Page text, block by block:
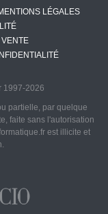
LÉGALES
1997-2026
partielle, par quelque
faite sans l'autorisation
est illicite et